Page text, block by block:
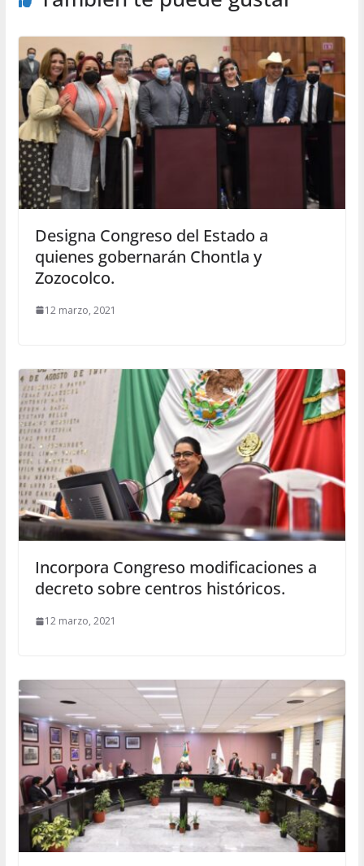
Designa Congreso del Estado a
quienes gobernarán Chontla y
Zozocolco.
12 marzo, 2021
Incorpora Congreso modificaciones a
decreto sobre centros históricos.
12 marzo, 2021